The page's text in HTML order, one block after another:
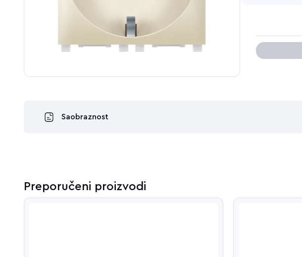
Saobraznost
Preporučeni proizvodi